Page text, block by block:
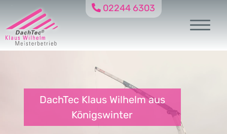
02244 6303
DachTec Klaus Wilhelm aus
Königswinter